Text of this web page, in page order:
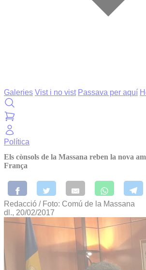
Galeries Vist i no vist Passava per aquí
Política
Els cònsols de la Massana reben la nova
França
Redacció / Foto: Comú de la Massana
dl., 20/02/2017